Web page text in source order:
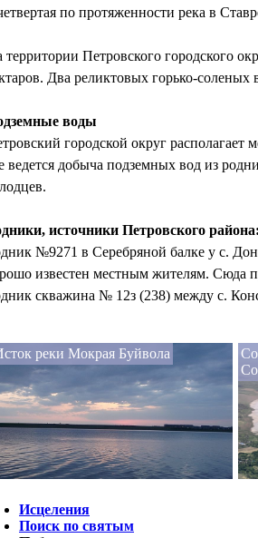
по протяженности река в
территории Петровского городского
Два реликтовых горько-
воды
городской округ располагает
ведется добыча подземных вод из
источники Петровского района:
№9271 в Серебряной балке у с.
известен местным жителям. Сюда
скважина № 12з (238) между с.
реки Мокрая Буйвола
Исцеления
Поиск по святым